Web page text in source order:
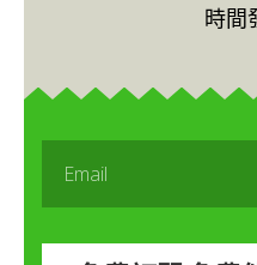
時間